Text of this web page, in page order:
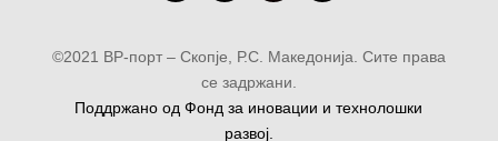
©2021 ВР-порт – Скопје, Р.С. Македонија. Сите права
се задржани.
Поддржано од Фонд за иновации и технолошки
развој.